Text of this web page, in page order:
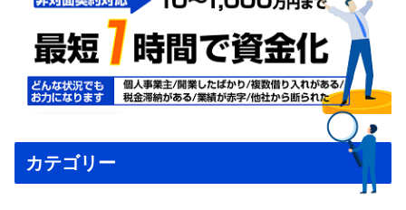
カテゴリー